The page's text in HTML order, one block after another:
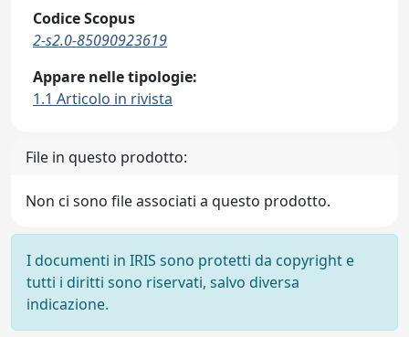
Codice Scopus
2-s2.0-85090923619
Appare nelle tipologie:
1.1 Articolo in rivista
File in questo prodotto:
Non ci sono file associati a questo prodotto.
I documenti in IRIS sono protetti da copyright e
tutti i diritti sono riservati, salvo diversa
indicazione.